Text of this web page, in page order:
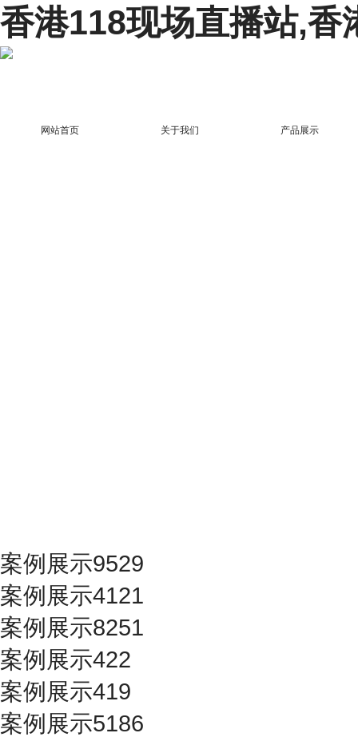
香港118现场直播站,香
网站首页 关于我们 产品展示
案例展示9529
案例展示4121
案例展示8251
案例展示422
案例展示419
案例展示5186